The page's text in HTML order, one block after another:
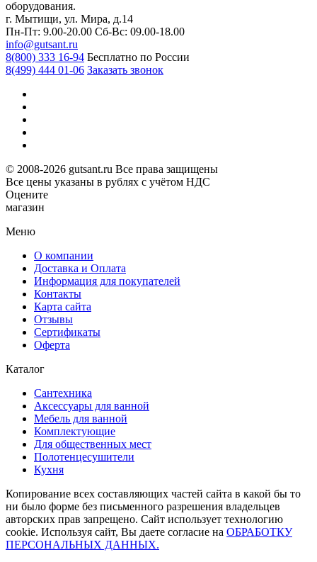
оборудования.
г. Мытищи, ул. Мира, д.14
Пн-Пт: 9.00-20.00 Сб-Вс: 09.00-18.00
info@gutsant.ru
8(800) 333 16-94 Бесплатно по России
8(499) 444 01-06 Заказать звонок
© 2008-2026 gutsant.ru Все права защищены
Все цены указаны в рублях с учётом НДС
Оцените
магазин
Меню
О компании
Доставка и Оплата
Информация для покупателей
Контакты
Карта сайта
Отзывы
Сертификаты
Оферта
Каталог
Сантехника
Аксессуары для ванной
Мебель для ванной
Комплектующие
Для общественных мест
Полотенцесушители
Кухня
Копирование всех составляющих частей сайта в какой бы то
ни было форме без письменного разрешения владельцев
авторских прав запрещено. Сайт использует технологию
cookie. Используя сайт, Вы даете согласие на ОБРАБОТКУ
ПЕРСОНАЛЬНЫХ ДАННЫХ.